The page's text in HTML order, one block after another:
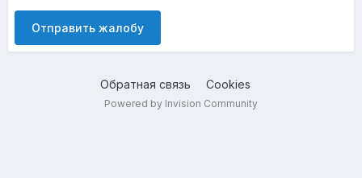
Отправить жалобу
Обратная связь Cookies
Powered by Invision Community